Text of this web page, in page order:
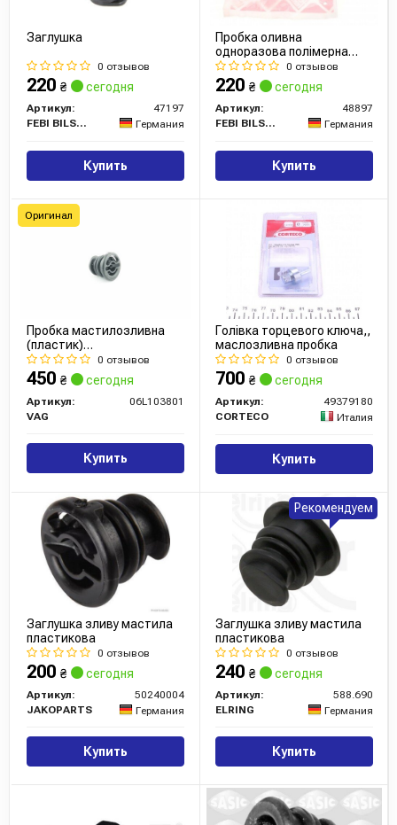
Заглушка
0 отзывов
220 ₴ сегодня
Артикул:
47197
FEBI BILSTEIN
Германия
Купить
Пробка оливна
одноразова полімерна
VAG 1,8/2,0 TFSI 11- M18
L20 (вир-во Febi)
0 отзывов
220 ₴ сегодня
Артикул:
48897
FEBI BILSTEIN
Германия
Купить
Пробка мастилозливна
(пластик)
VW/Audi/Skoda/Seat 1.6,
1.8, 2.0 (13-) (06L103801)
VAG
0 отзывов
450 ₴ сегодня
Артикул:
06L103801
VAG
Купить
Оригинал
Голівка торцевого ключа,,
маслозливна пробка
0 отзывов
700 ₴ сегодня
Артикул:
49379180
CORTECO
Италия
Купить
Заглушка зливу мастила
пластикова
0 отзывов
200 ₴ сегодня
Артикул:
50240004
JAKOPARTS
Германия
Купить
Заглушка зливу мастила
пластикова
0 отзывов
240 ₴ сегодня
Артикул:
588.690
ELRING
Германия
Купить
Рекомендуем